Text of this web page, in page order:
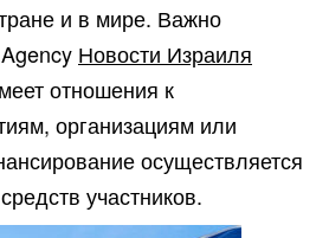
и в мире. Важно
Новости Израиля
отношения к
организациям или
осуществляется
участников.